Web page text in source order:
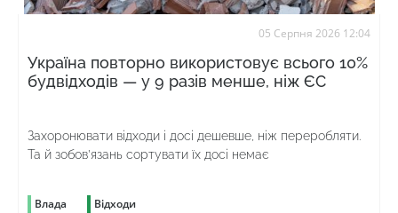
05 Серпня 2026 12:04
Україна повторно використовує всього 10%
будвідходів — у 9 разів менше, ніж ЄС
Захоронювати відходи і досі дешевше, ніж переробляти.
Та й зобов’язань сортувати їх досі немає
Влада Відходи